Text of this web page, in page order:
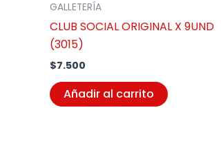
GALLETERÍA
CLUB SOCIAL ORIGINAL X 9UND
(3015)
$7.500
Añadir al carrito